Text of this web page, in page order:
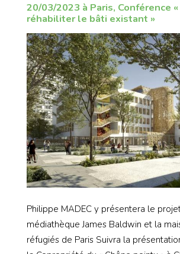
20/03/2023 à Paris, Conférence
réhabiliter le bâti existant »
Philippe MADEC y présentera le
médiathèque James Baldwin et la
réfugiés de Paris Suivra la